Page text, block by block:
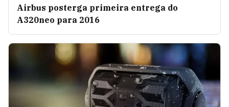
Airbus posterga primeira entrega do
A320neo para 2016